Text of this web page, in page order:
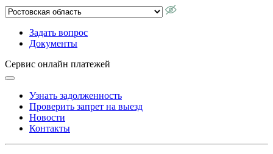
Задать вопрос
Документы
Сервис онлайн платежей
Узнать задолженность
Проверить запрет на выезд
Новости
Контакты